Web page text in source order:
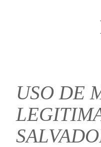
USO DE